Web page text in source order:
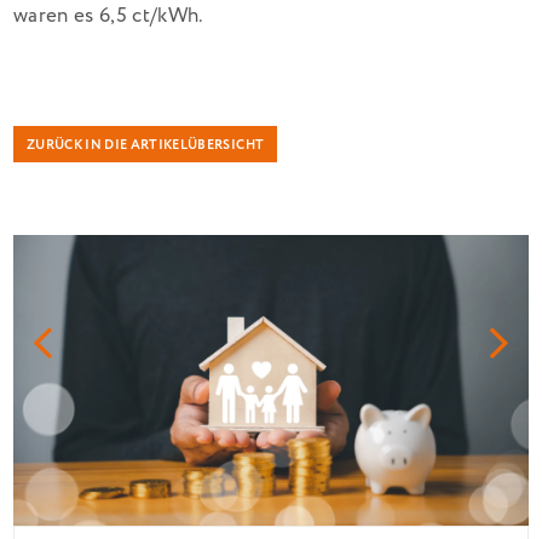
waren es 6,5 ct/kWh.
ZURÜCK IN DIE ARTIKELÜBERSICHT